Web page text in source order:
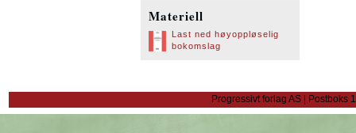
Materiell
Last ned høyoppløselig
bokomslag
Progressivt forlag AS | Postboks